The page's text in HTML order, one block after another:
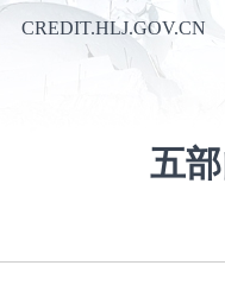
CREDIT.HLJ.GOV.CN
五